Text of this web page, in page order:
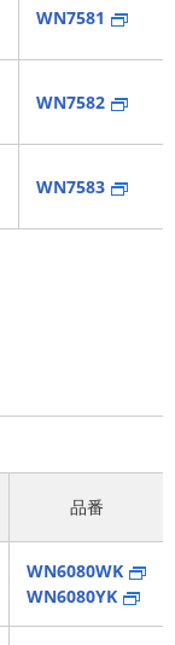
WN7581
WN7582
WN7583
品番
WN6080WK
WN6080YK